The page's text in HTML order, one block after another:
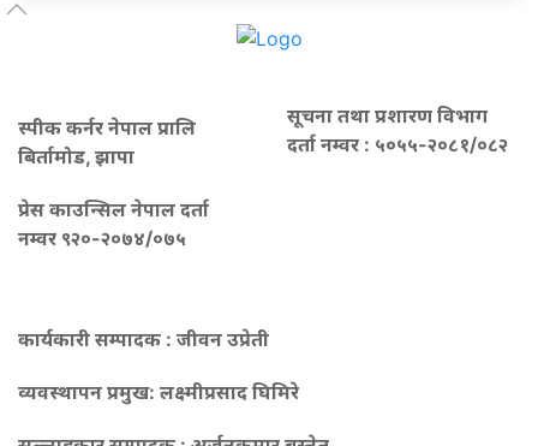
स्पीक कर्नर नेपाल प्रालि
बिर्तामोड, झापा
प्रेस काउन्सिल नेपाल दर्ता
नम्वर ९२०-२०७४/०७५
सूचना तथा प्रशारण विभाग
दर्ता नम्वर : ५०५५-२०८१/०८२
कार्यकारी सम्पादक : जीवन उप्रेती
व्यवस्थापन प्रमुख: लक्ष्मीप्रसाद घिमिरे